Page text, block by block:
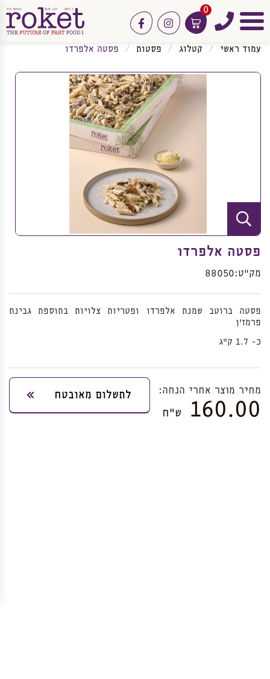
תפריט
טלפון
0
instagram
facebook
עמוד ראשי קטלוג פסטות פסטה אלפרדו
פסטה אלפרדו
מק”ט:88050
פסטה ברוטב שמנת אלפרדו ופטריות צלויות בתוספת גבינת
פרמז'ן
כ- 1.7 ק"ג
מחיר מוצר אחרי הנחה:
160.00 ש”ח
לתשלום מאובטח